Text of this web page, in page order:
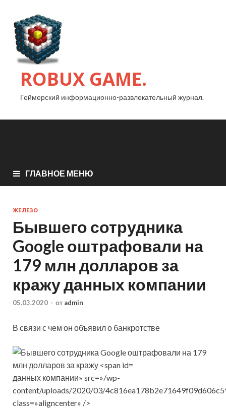
ROBUX GAME.
Геймерский информационно-развлекательный журнал.
ГЛАВНОЕ МЕНЮ
ЖЕЛЕЗО
Бывшего сотрудника
Google оштрафовали на
179 млн долларов за
кражу данных компании
05.03.2020 - от admin
В связи с чем он объявил о банкротстве
данных компании» src=»/wp-
content/uploads/2020/03/
class=»aligncenter» />